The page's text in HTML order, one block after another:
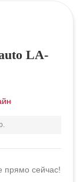
LA-
прямо сейчас!